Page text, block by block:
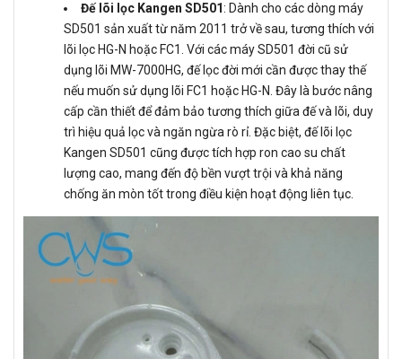
Đế lõi lọc Kangen SD501: Dành cho các dòng máy
SD501 sản xuất từ năm 2011 trở về sau, tương thích với
lõi lọc HG-N hoặc FC1. Với các máy SD501 đời cũ sử
dụng lõi MW-7000HG, đế lọc đời mới cần được thay thế
nếu muốn sử dụng lõi FC1 hoặc HG-N. Đây là bước nâng
cấp cần thiết để đảm bảo tương thích giữa đế và lõi, duy
trì hiệu quả lọc và ngăn ngừa rò rỉ. Đặc biệt, đế lõi lọc
Kangen SD501 cũng được tích hợp ron cao su chất
lượng cao, mang đến độ bền vượt trội và khả năng
chống ăn mòn tốt trong điều kiện hoạt động liên tục.